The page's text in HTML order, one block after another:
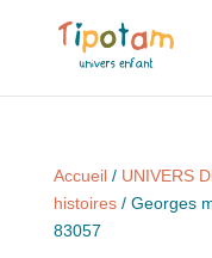
Accueil/ UNIVERS
histoires/ Georges
83057